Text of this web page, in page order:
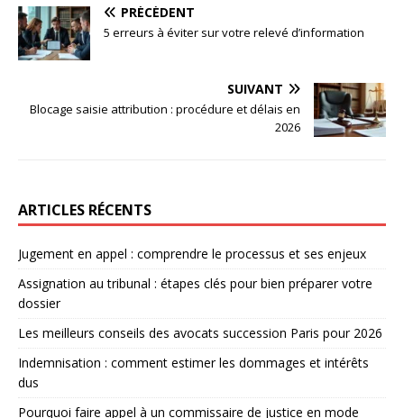
PRÉCÉDENT
5 erreurs à éviter sur votre relevé d’information
SUIVANT
Blocage saisie attribution : procédure et délais en
2026
ARTICLES RÉCENTS
Jugement en appel : comprendre le processus et ses enjeux
Assignation au tribunal : étapes clés pour bien préparer votre
dossier
Les meilleurs conseils des avocats succession Paris pour 2026
Indemnisation : comment estimer les dommages et intérêts
dus
Pourquoi faire appel à un commissaire de justice en mode